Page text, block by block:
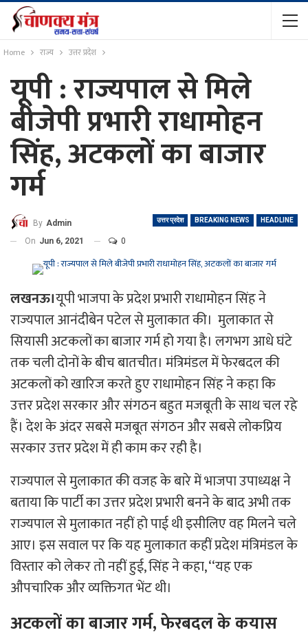
Home राज्य उत्तर प्रदेश
यूपी : राज्यपाल से मिले
बीजेपी प्रभारी राधामोहन
सिंह, अटकलों का बाजार
गर्म
उत्तर प्रदेश BREAKING NEWS HEADLINE
By Admin
On Jun 6, 2021 0
लखनऊ।यूपी भाजपा के प्रदेश प्रभारी राधामोहन सिंह ने
राज्यपाल आनंदीबेन पटेल से मुलाकात की। मुलाकात से
सियासी अटकलों का बाजार गर्म हो गया है। लगभग आधे घंटे
तक चली दोनों के बीच बातचीत। मंत्रिमंडल में फेरबदल की
अटकलों को खारिज करते हुए राधामोहन सिंह ने कहा कि
उत्तर प्रदेश सरकार और संगठन बहुत मजबूती के साथ चल रहे
हैं। देश के अंदर सबसे मजबूत संगठन और सबसे लोकप्रिय
सरकार उत्तर प्रदेश में ही काम कर रही है।
राज्यपाल से मुलाकात की वजह के बारे में भाजपा उपाध्यक्ष ने
बताया कि पार्टी का उत्तर प्रदेश प्रभारी बनने के बाद अभी तक
राज्यपाल से मुलाकात नहीं हो पाई थी इसीलिए वह मिलने चले
आए। इस सवाल पर कि यह मुलाकात कहीं प्रदेश मंत्रिमंडल के
विस्तार को लेकर तो नहीं हुई, सिंह ने कहा, ‘‘यह एक
औपचारिक और व्यक्तिगत भेंट थी।
अटकलों का बाजार गर्म, फेरबदल के कयास